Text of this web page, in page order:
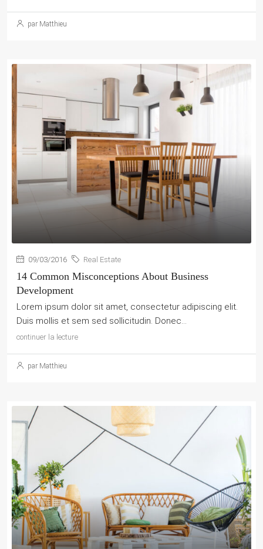
par Matthieu
09/03/2016 Real Estate
14 Common Misconceptions About Business
Development
Lorem ipsum dolor sit amet, consectetur adipiscing elit.
Duis mollis et sem sed sollicitudin. Donec...
continuer la lecture
par Matthieu